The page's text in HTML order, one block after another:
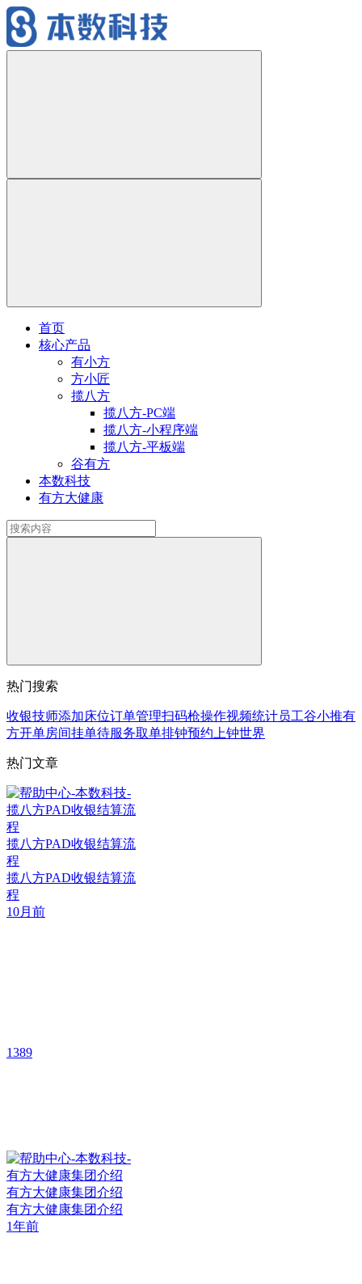
首页
核心产品
有小方
方小匠
揽八方
揽八方-PC端
揽八方-小程序端
揽八方-平板端
谷有方
本数科技
有方大健康
热门搜索
收银技师添加床位订单管理扫码枪操作视频统计员工谷小推有
方开单房间挂单待服务取单排钟预约 上钟世界
热门文章
揽八方PAD收银结算流
程
揽八方PAD收银结算流
程
10月前
1389
有方大健康集团介绍
有方大健康集团介绍
1年前